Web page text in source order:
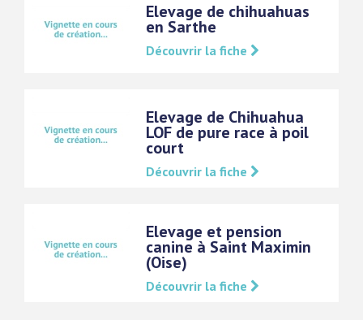
Elevage de chihuahuas
en Sarthe
Découvrir la fiche
Elevage de Chihuahua
LOF de pure race à poil
court
Découvrir la fiche
Elevage et pension
canine à Saint Maximin
(Oise)
Découvrir la fiche